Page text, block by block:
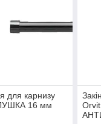
для карнизу
16 мм